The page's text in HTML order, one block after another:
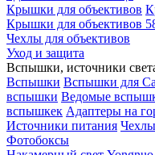
Крышки для объективов
Крышки для объективов
Чехлы для объективов
Уход и защита
Вспышки, источники
Вспышки Вспышки для
вспышки Ведомые
вспышкек Адаптеры на
Источники питания
Фотобоксы